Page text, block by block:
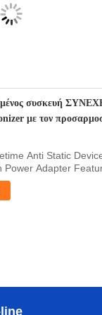
συσκευή
με τον
Anti Static
Adapter